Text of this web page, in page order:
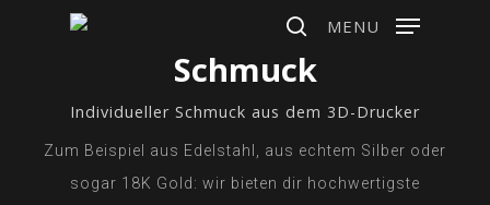
MENU
Schmuck
Individueller Schmuck aus dem 3D-Drucker
Zum Beispiel aus Edelstahl, aus echtem Silber oder
sogar 18K Gold: wir bieten dir hochwertigste